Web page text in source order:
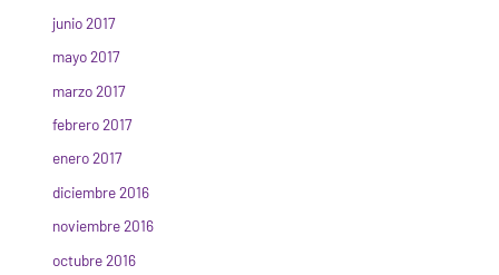
junio 2017
mayo 2017
marzo 2017
febrero 2017
enero 2017
diciembre 2016
noviembre 2016
octubre 2016